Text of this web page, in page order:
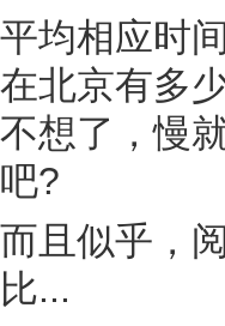
平均相应时
在北京有多
不想了，慢
吧?
而且似乎，
比...